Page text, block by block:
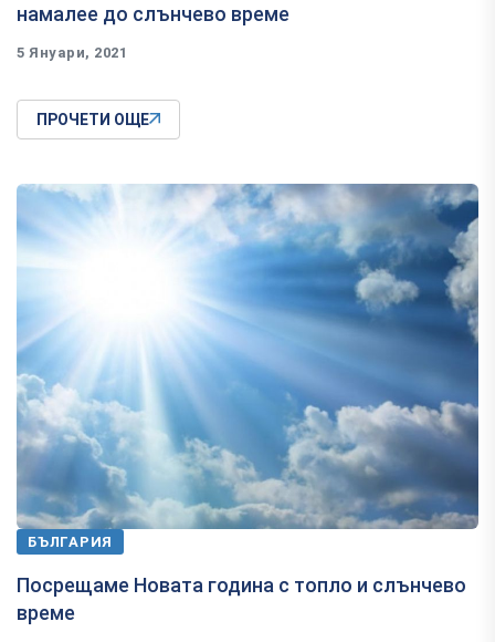
намалее до слънчево време
5 Януари, 2021
ПРОЧЕТИ ОЩЕ
БЪЛГАРИЯ
Посрещаме Новата година с топло и слънчево
време